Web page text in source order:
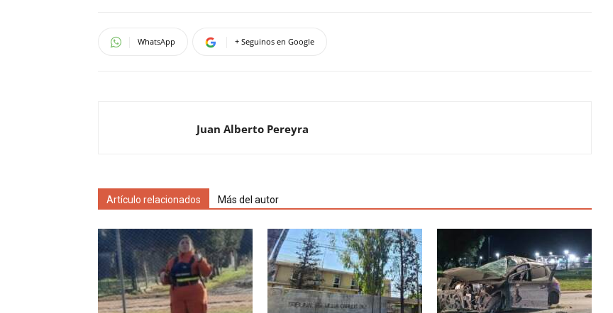
WhatsApp + Seguinos en Google
Juan Alberto Pereyra
Artículo relacionados Más del autor